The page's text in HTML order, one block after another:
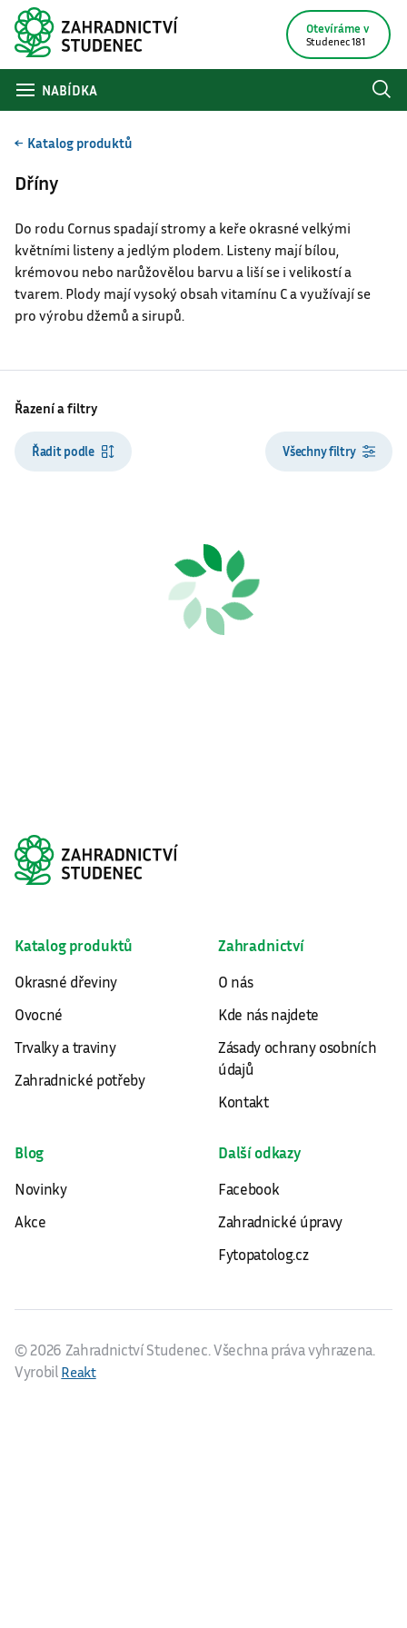
Otevíráme v
Studenec 181
NABÍDKA
Katalog produktů
Dříny
Do rodu Cornus spadají stromy a keře okrasné velkými
květními listeny a jedlým plodem. Listeny mají bílou,
krémovou nebo narůžovělou barvu a liší se i velikostí a
tvarem. Plody mají vysoký obsah vitamínu C a využívají se
pro výrobu džemů a sirupů.
Řazení a filtry
Řadit podle Všechny filtry
Katalog produktů
Okrasné dřeviny
Ovocné
Trvalky a traviny
Zahradnické potřeby
Zahradnictví
O nás
Kde nás najdete
Zásady ochrany osobních
údajů
Kontakt
Blog
Novinky
Akce
Další odkazy
Facebook
Zahradnické úpravy
Fytopatolog.cz
© 2026 Zahradnictví Studenec. Všechna práva vyhrazena.
Vyrobil Reakt